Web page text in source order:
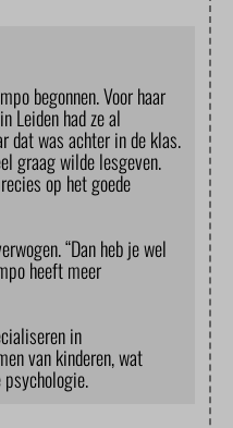
begonnen. Voor haar
Leiden had ze al
dat was achter in de klas.
graag wilde lesgeven.
op het goede
“Dan heb je wel
heeft meer
in
van kinderen, wat